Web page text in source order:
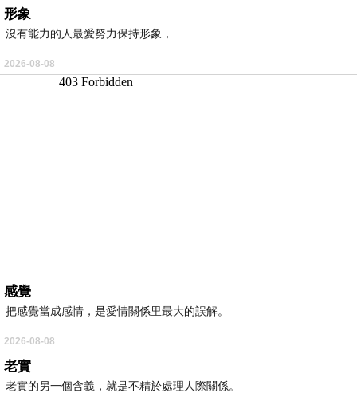
形象
沒有能力的人最愛努力保持形象，
2026-08-08
感覺
把感覺當成感情，是愛情關係里最大的誤解。
2026-08-08
老實
老實的另一個含義，就是不精於處理人際關係。